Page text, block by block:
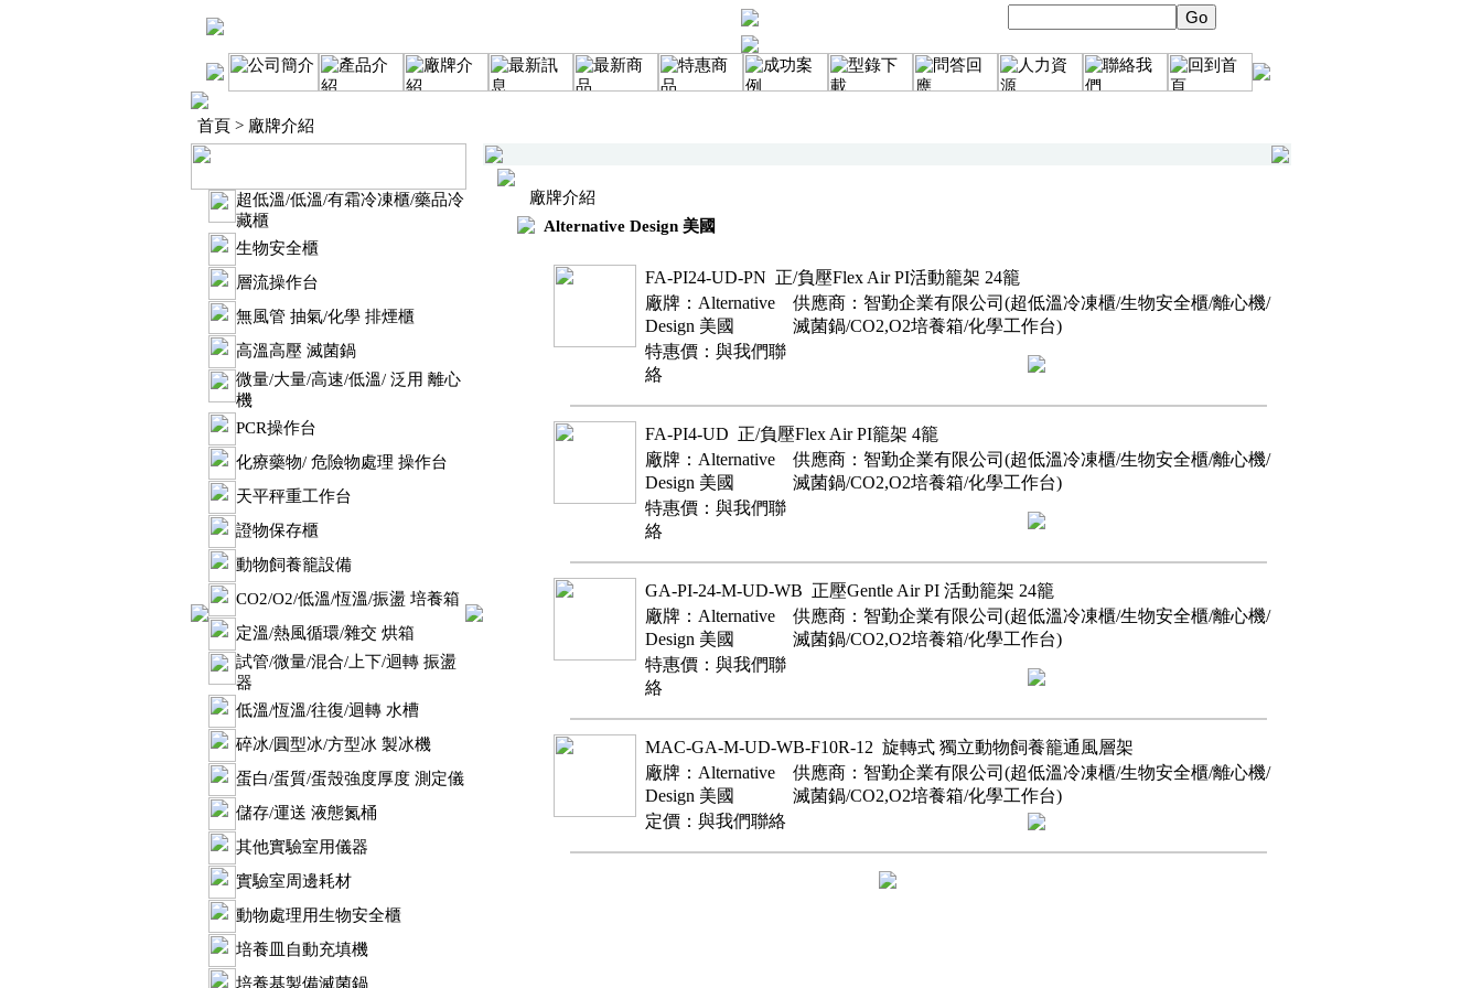
首頁 > 廠牌介紹
超低溫/低溫/有霜冷凍櫃/藥品冷
藏櫃
生物安全櫃
層流操作台
無風管 抽氣/化學 排煙櫃
高溫高壓 滅菌鍋
微量/大量/高速/低溫/ 泛用 離心
機
PCR操作台
化療藥物/ 危險物處理 操作台
天平秤重工作台
證物保存櫃
動物飼養籠設備
CO2/O2/低溫/恆溫/振盪 培養箱
定溫/熱風循環/雜交 烘箱
試管/微量/混合/上下/迴轉 振盪
器
低溫/恆溫/往復/迴轉 水槽
碎冰/圓型冰/方型冰 製冰機
蛋白/蛋質/蛋殼強度厚度 測定儀
儲存/運送 液態氮桶
其他實驗室用儀器
實驗室周邊耗材
動物處理用生物安全櫃
培養皿自動充填機
培養基製備滅菌鍋
廠牌介紹
Alternative Design 美國
FA-PI24-UD-PN 正/負壓Flex Air PI活動籠架 24籠
廠牌：Alternative
Design 美國
供應商：智勤企業有限公司(超低溫冷凍櫃/生物安全櫃/離心機/
滅菌鍋/CO2,O2培養箱/化學工作台)
特惠價：與我們聯
絡
FA-PI4-UD 正/負壓Flex Air PI籠架 4籠
廠牌：Alternative
Design 美國
供應商：智勤企業有限公司(超低溫冷凍櫃/生物安全櫃/離心機/
滅菌鍋/CO2,O2培養箱/化學工作台)
特惠價：與我們聯
絡
GA-PI-24-M-UD-WB 正壓Gentle Air PI 活動籠架 24籠
廠牌：Alternative
Design 美國
供應商：智勤企業有限公司(超低溫冷凍櫃/生物安全櫃/離心機/
滅菌鍋/CO2,O2培養箱/化學工作台)
特惠價：與我們聯
絡
MAC-GA-M-UD-WB-F10R-12 旋轉式 獨立動物飼養籠通風層架
廠牌：Alternative
Design 美國
供應商：智勤企業有限公司(超低溫冷凍櫃/生物安全櫃/離心機/
滅菌鍋/CO2,O2培養箱/化學工作台)
定價：與我們聯絡